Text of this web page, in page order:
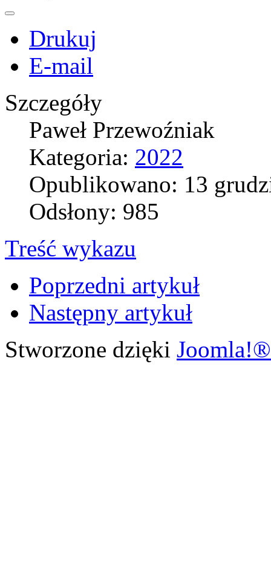
Drukuj
E-mail
Szczegóły
Paweł Przewoźniak
Kategoria: 2022
Opublikowano: 13
Odsłony: 985
Treść wykazu
Poprzedni artykuł
Następny artykuł
Stworzone dzięki Joomla!®